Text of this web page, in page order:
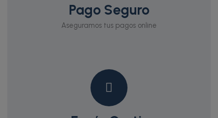
Pago Seguro
Aseguramos tus pagos online